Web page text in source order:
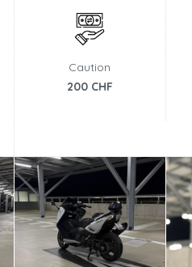
Caution
200 CHF